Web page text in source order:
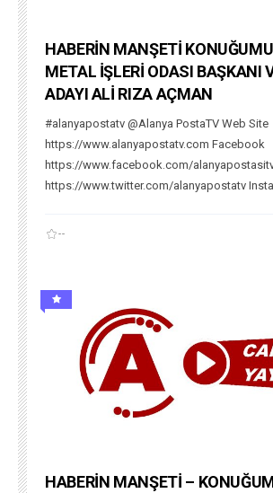
HABERİN MANŞETİ
METAL İŞLERİ ODASI BAŞKANI
ADAYI ALİ RIZA AÇMAN
#alanyapostatv @Alanya PostaTV Web Site
https://www.alanyapostatv.com Facebook
https://www.facebook.com/
https://www.twitter.com/alanyapostatv
--
HABERİN MANŞETİ –